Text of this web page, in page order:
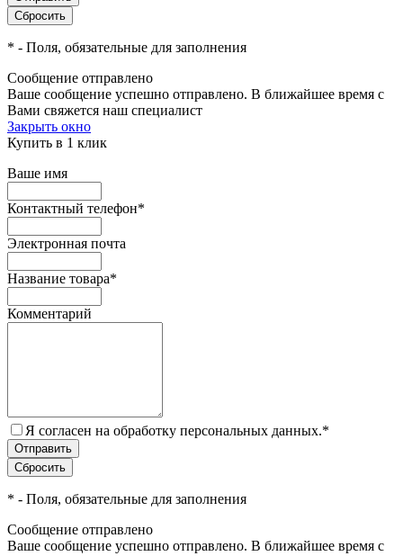
* - Поля, обязательные для заполнения
Сообщение отправлено
Ваше сообщение успешно отправлено. В ближайшее время с
Вами свяжется наш специалист
Закрыть окно
Купить в 1 клик
Ваше имя
Контактный телефон*
Электронная почта
Название товара*
Комментарий
Я согласен на обработку персональных данных.*
* - Поля, обязательные для заполнения
Сообщение отправлено
Ваше сообщение успешно отправлено. В ближайшее время с